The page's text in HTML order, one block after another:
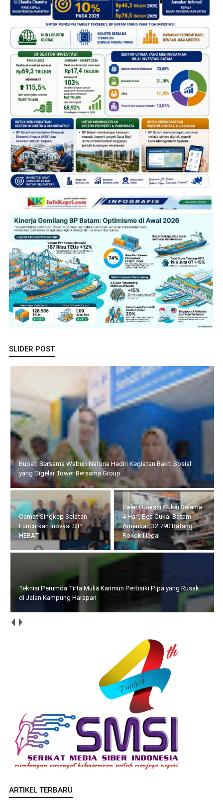
SLIDER POST
Bupati Bersama Wabup Natuna Hadiri Kegiatan Bakti Sosial
yang Digelar Tower Bersama Group
Camat Singkep Selatan
Luncurkan Inovasi SIP
HEBAT
Gelar Operasi Cukai Selama
4 Hari, Bea Cukai Batam
Amankan 32.790 Batang
Rokok Illegal
Teknisi Perumda Tirta Mulia Karimun Perbaiki Pipa yang Rusak
di Jalan Kampung Harapan
ARTIKEL TERBARU